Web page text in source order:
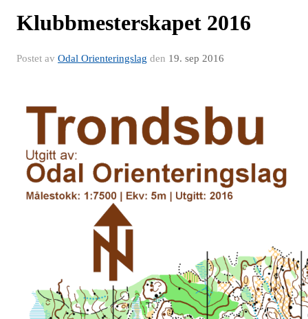
Klubbmesterskapet 2016
Postet av Odal Orienteringslag den 19. sep 2016